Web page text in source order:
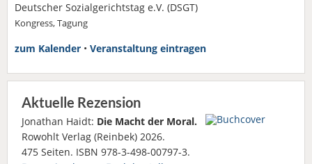
Deutscher Sozialgerichtstag e.V. (DSGT)
Kongress, Tagung
zum Kalender • Veranstaltung eintragen
Aktuelle Rezension
Jonathan Haidt: Die Macht der Moral.
Rowohlt Verlag (Reinbek) 2026.
475 Seiten. ISBN 978-3-498-00797-3.